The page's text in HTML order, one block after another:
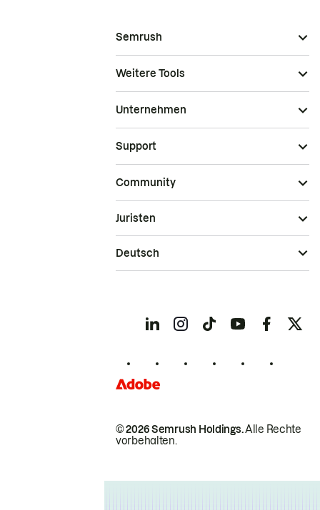
Semrush
Weitere Tools
Unternehmen
Support
Community
© 2026 Semrush Holdings.Alle Rechte
vorbehalten.
Juristen
Deutsch